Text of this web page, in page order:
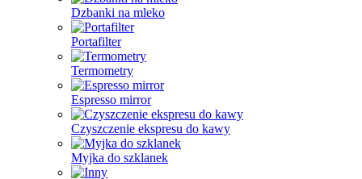
Dzbanki na mleko
Portafilter
Termometry
Espresso mirror
Czyszczenie ekspresu do kawy
Myjka do szklanek